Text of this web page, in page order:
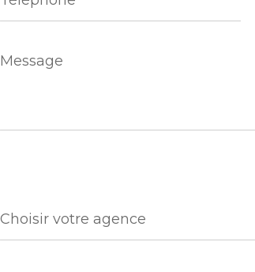
Message
*
votre
agence
Choisir votre agence